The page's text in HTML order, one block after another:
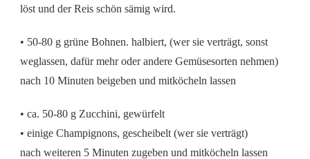
löst und der Reis schön sämig wird.
• 50-80 g grüne Bohnen. halbiert, (wer sie verträgt, sonst
weglassen, dafür mehr oder andere Gemüsesorten nehmen)
nach 10 Minuten beigeben und mitköcheln lassen
• ca. 50-80 g Zucchini, gewürfelt
• einige Champignons, gescheibelt (wer sie verträgt)
nach weiteren 5 Minuten zugeben und mitköcheln lassen